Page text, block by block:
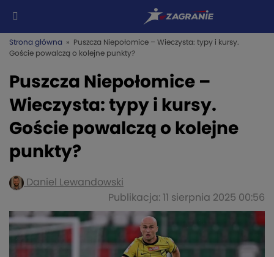
Strona główna » Puszcza Niepołomice – Wieczysta: typy i kursy.
Goście powalczą o kolejne punkty?
Puszcza Niepołomice –
Wieczysta: typy i kursy.
Goście powalczą o kolejne
punkty?
Daniel Lewandowski
Publikacja: 11 sierpnia 2025 00:56